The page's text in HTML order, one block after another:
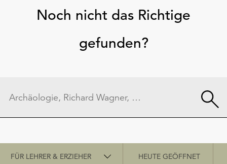
Noch nicht das Richtige
gefunden?
Schnellzugriff
FÜR LEHRER & ERZIEHER HEUTE GEÖFFNET